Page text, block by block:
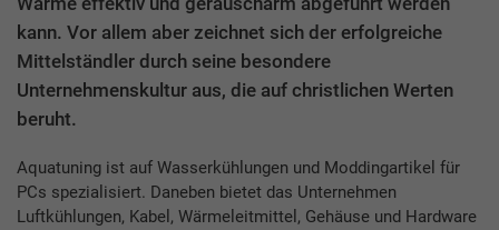
kann. Vor allem aber zeichnet sich der erfolgreiche
Mittelständler durch seine besondere
Unternehmenskultur aus, die auf christlichen Werten
beruht.
Aquatuning ist auf Wasserkühlungen und Moddingartikel für
PCs spezialisiert. Daneben bietet das Unternehmen
Luftkühlungen, Kabel, Wärmeleitmittel, Gehäuse und Hardware